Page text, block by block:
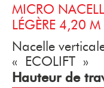
MICRO
LÉGÈRE 4,20 M
Nacelle
« ECOLIFT »
Hauteur de